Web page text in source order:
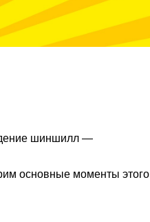
шиншилл —
основные моменты этого